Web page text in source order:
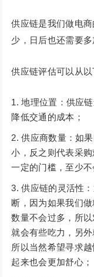
供应链是我们做电
少，日后也还需要
供应链评估可以从以
地理位置：供应
降低交通的成本；
供应商数量：如
小，反之则代表采
一定的门槛，至少不
供应链的灵活性
断，因为如果我们
数量不会过多，所
就会有些吃力，另
所以当然希望寻求
起来也会更加舒心；